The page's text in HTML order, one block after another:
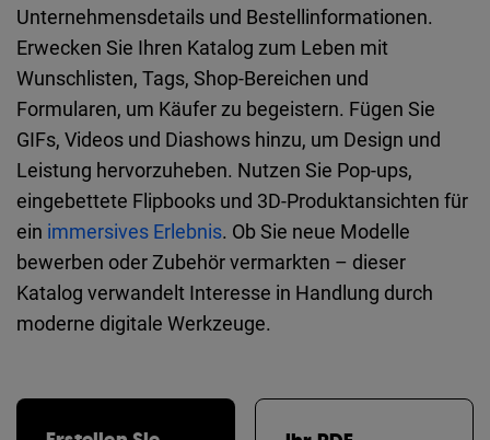
Unternehmensdetails und Bestellinformationen.
Erwecken Sie Ihren Katalog zum Leben mit
Wunschlisten, Tags, Shop-Bereichen und
Formularen, um Käufer zu begeistern. Fügen Sie
GIFs, Videos und Diashows hinzu, um Design und
Leistung hervorzuheben. Nutzen Sie Pop-ups,
eingebettete Flipbooks und 3D-Produktansichten für
ein immersives Erlebnis. Ob Sie neue Modelle
bewerben oder Zubehör vermarkten – dieser
Katalog verwandelt Interesse in Handlung durch
moderne digitale Werkzeuge.